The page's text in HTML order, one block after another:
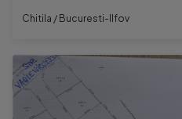
Chitila / Bucuresti-Ilfov